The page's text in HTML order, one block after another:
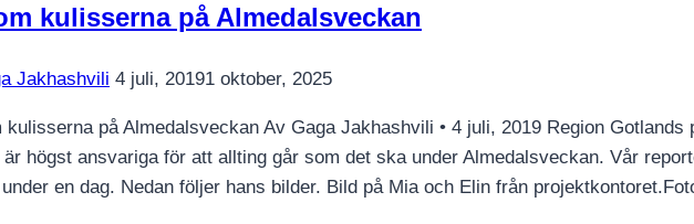
kulisserna på Almedalsveckan
Jakhashvili 4 juli, 20191 oktober, 2025
kulisserna på Almedalsveckan Av Gaga Jakhashvili • 4 juli, 2019 Region
är högst ansvariga för att allting går som det ska under Almedalsveckan. Vår
en dag. Nedan följer hans bilder. Bild på Mia och Elin från